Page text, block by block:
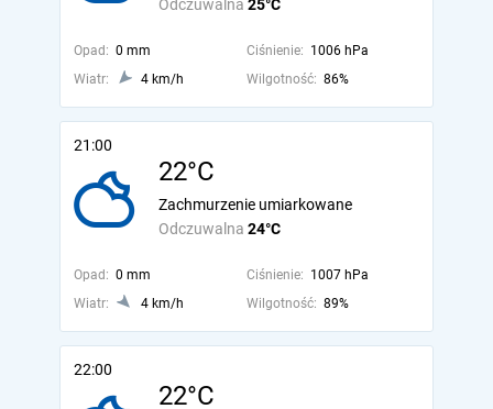
Odczuwalna 25°C
Opad: 0 mm Ciśnienie: 1006 hPa
Wiatr:
4 km/h Wilgotność: 86%
21:00
22°C
Odczuwalna 24°C
Zachmurzenie umiarkowane
Opad: 0 mm Ciśnienie: 1007 hPa
Wiatr:
4 km/h Wilgotność: 89%
22:00
22°C